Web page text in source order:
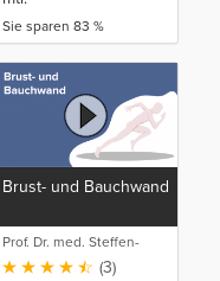
Sie sparen 83 %
Brust- und Bauchwand
Prof. Dr. med. Steffen-
Boris Wirth (1)
(3)